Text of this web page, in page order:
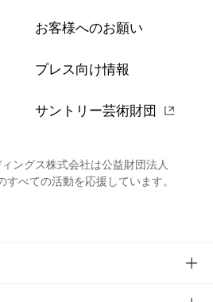
お客様へのお願い
プレス向け情報
サントリー芸術財団
ングス株式会社は公益財団法人
すべての活動を応援しています。